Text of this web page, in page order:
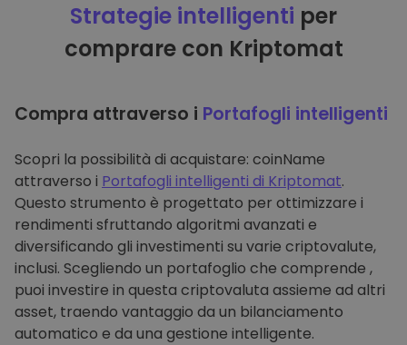
Strategie intelligenti per
comprare con Kriptomat
Compra attraverso i Portafogli intelligenti
Scopri la possibilità di acquistare: coinName
attraverso i Portafogli intelligenti di Kriptomat.
Questo strumento è progettato per ottimizzare i
rendimenti sfruttando algoritmi avanzati e
diversificando gli investimenti su varie criptovalute,
inclusi. Scegliendo un portafoglio che comprende ,
puoi investire in questa criptovaluta assieme ad altri
asset, traendo vantaggio da un bilanciamento
automatico e da una gestione intelligente.